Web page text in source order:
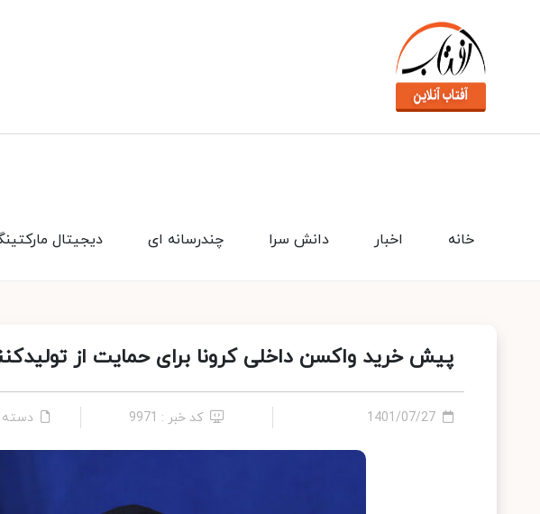
دیجیتال چندرسانه ای دانش سرا اخبار خانه
پیش خرید واکسن داخلی کرونا برای حمایت از
1401/07/27 کد خبر : 9971